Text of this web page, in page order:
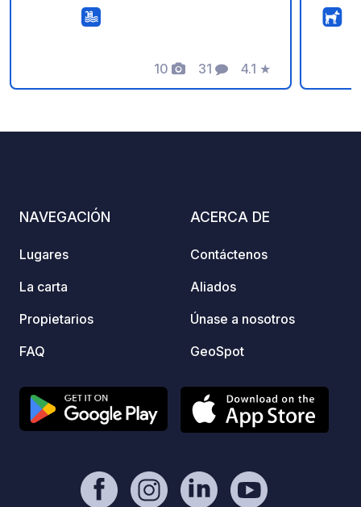
váyanse como amigos. Por 35 €/noche
(2 personas + autocaravana) todo lo
electricidad y agua ✅ WiFi ✅ Baños ✅
Piscina exterior climatizada ✅ Minigolf
vigilancia nocturna para que descansen
tranquilos. Solo adultos y huéspedes
10
Fotos
31
Comentarios
4.1
Calificación
★
casi
NAVEGACIÓN
Lugares
La carta
Propietarios
FAQ
ACERCA DE
Contáctenos
Aliados
Únase a nosotros
GeoSpot